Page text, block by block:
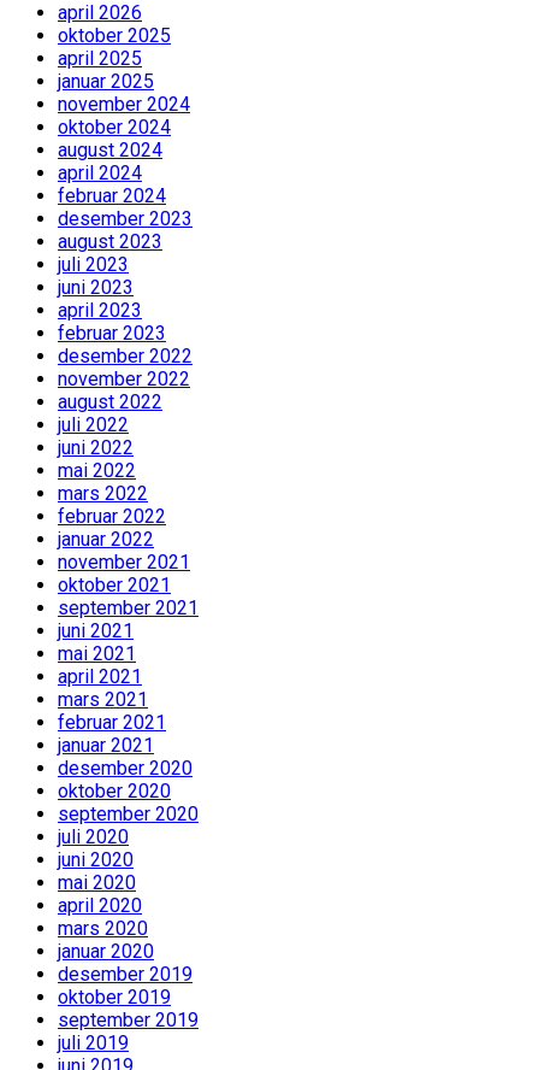
april 2026
oktober 2025
april 2025
januar 2025
november 2024
oktober 2024
august 2024
april 2024
februar 2024
desember 2023
august 2023
juli 2023
juni 2023
april 2023
februar 2023
desember 2022
november 2022
august 2022
juli 2022
juni 2022
mai 2022
mars 2022
februar 2022
januar 2022
november 2021
oktober 2021
september 2021
juni 2021
mai 2021
april 2021
mars 2021
februar 2021
januar 2021
desember 2020
oktober 2020
september 2020
juli 2020
juni 2020
mai 2020
april 2020
mars 2020
januar 2020
desember 2019
oktober 2019
september 2019
juli 2019